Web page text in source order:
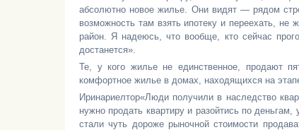
абсолютно новое жилье. Они видят — рядом
возможность там взять ипотеку и переехать,
район. Я надеюсь, что вообще, кто сейчас
достанется».
Те, у кого жилье не единственное, продают
комфортное жилье в домах, находящихся на
Иринариелтор«Люди получили в наследство
нужно продать квартиру и разойтись по
стали чуть дороже рыночной стоимости